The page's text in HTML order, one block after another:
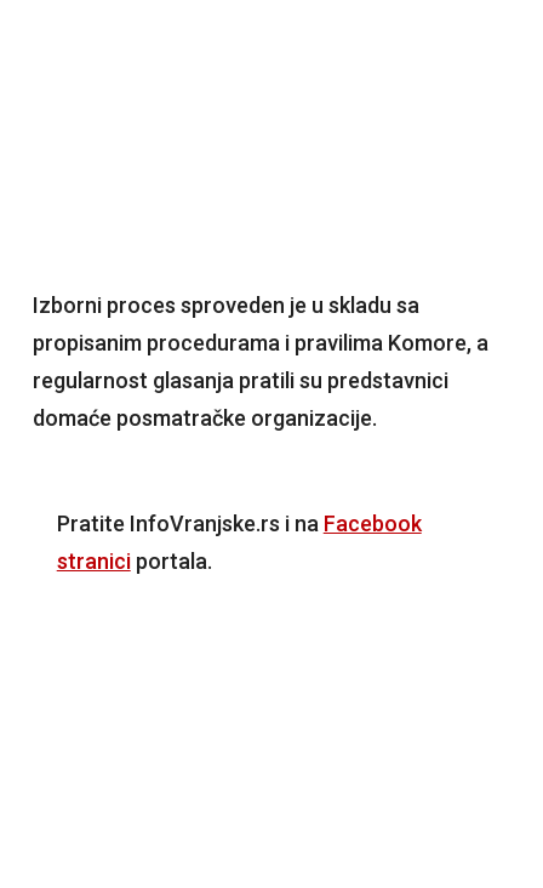
Izborni proces sproveden je u skladu sa
propisanim procedurama i pravilima Komore, a
regularnost glasanja pratili su predstavnici
domaće posmatračke organizacije.
Pratite InfoVranjske.rs i na Facebook
straniciportala.